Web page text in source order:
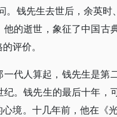
。钱先生去世后，余英
的逝世，象征了中国古
评价。
代人算起，钱先生是第
。钱先生的最后十年
境。十几年前，他在《